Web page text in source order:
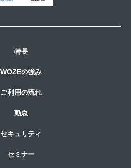
特長
WOZEの強み
ご利用の流れ
勤怠
セキュリティ
セミナー